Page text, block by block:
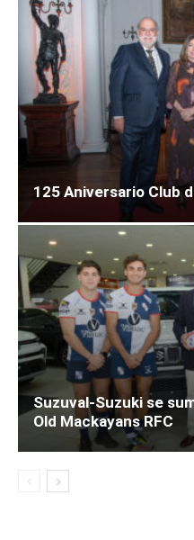
125 Aniversario Club
Suzuval-Suzuki se
Old Mackayans RFC